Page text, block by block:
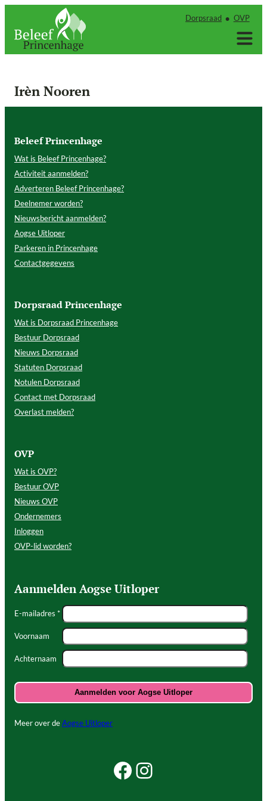
inhoud
Dorpsraad OVP
Irèn Nooren
Beleef Princenhage
Wat is Beleef Princenhage?
Activiteit aanmelden?
Adverteren Beleef Princenhage?
Deelnemer worden?
Nieuwsbericht aanmelden?
Aogse Uitloper
Parkeren in Princenhage
Contactgegevens
Dorpsraad Princenhage
Wat is Dorpsraad Princenhage
Bestuur Dorpsraad
Nieuws Dorpsraad
Statuten Dorpsraad
Notulen Dorpsraad
Contact met Dorpsraad
Overlast melden?
OVP
Wat is OVP?
Bestuur OVP
Nieuws OVP
Ondernemers
Inloggen
OVP-lid worden?
Aanmelden Aogse Uitloper
E-mailadres *
Voornaam
Achternaam
Meer over deAogse Uitloper
Facebook Beleef Princenhage
Instagram Beleef Princenhage